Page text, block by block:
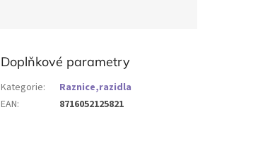
Doplňkové parametry
Kategorie:
Raznice,razidla
EAN: 8716052125821